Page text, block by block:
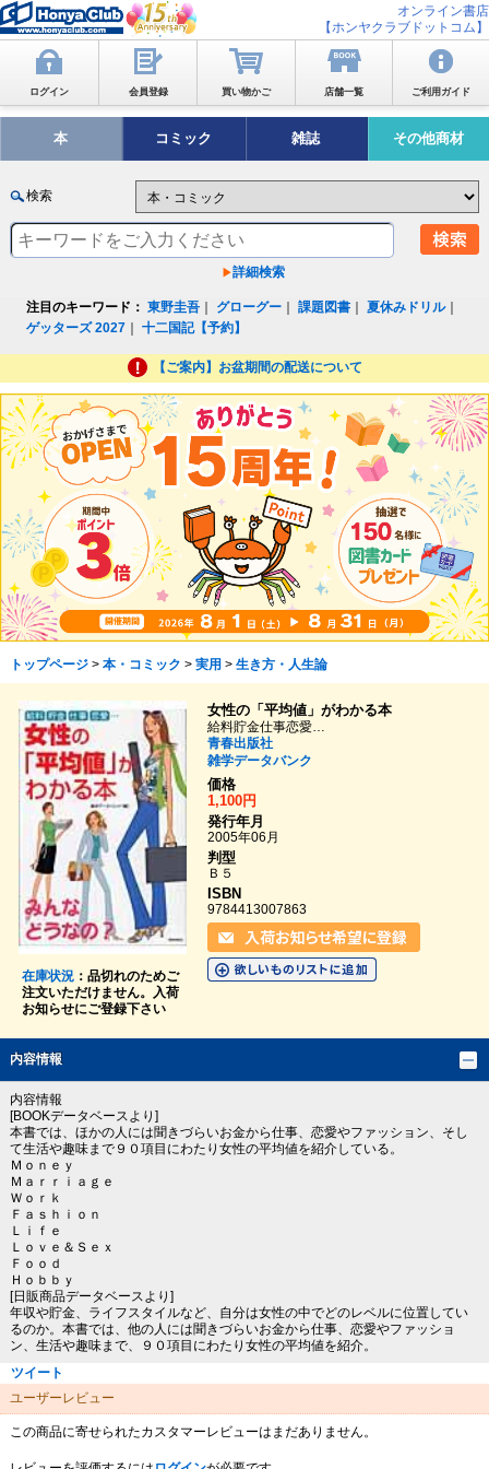
オンライン書店
【ホンヤクラブドットコム】
ログイン 会員登録 買い物かご 店舗一覧 ご利用ガイド
本 コミック 雑誌 その他商材
検索
詳細検索
注目のキーワード： 東野圭吾 グローグー ｜課題図書 ｜夏休みドリル｜
ゲッターズ 2027 ｜十二国記【予約】
【ご案内】お盆期間の配送について
トップページ> 本・コミック > 実用 > 生き方・人生論
在庫状況：品切れのためご
注文いただけません。入荷
お知らせにご登録下さい
女性の「平均値」がわかる本
給料貯金仕事恋愛…
青春出版社
雑学データバンク
価格
1,100円
発行年月
2005年06月
判型
Ｂ５
ISBN
9784413007863
内容情報
内容情報
[BOOKデータベースより]
本書では、ほかの人には聞きづらいお金から仕事、恋愛やファッション、そし
て生活や趣味まで９０項目にわたり女性の平均値を紹介している。
Ｍｏｎｅｙ
Ｍａｒｒｉａｇｅ
Ｗｏｒｋ
Ｆａｓｈｉｏｎ
Ｌｉｆｅ
Ｌｏｖｅ＆Ｓｅｘ
Ｆｏｏｄ
Ｈｏｂｂｙ
[日販商品データベースより]
年収や貯金、ライフスタイルなど、自分は女性の中でどのレベルに位置してい
るのか。本書では、他の人には聞きづらいお金から仕事、恋愛やファッショ
ン、生活や趣味まで、９０項目にわたり女性の平均値を紹介。
ツイート
ユーザーレビュー
この商品に寄せられたカスタマーレビューはまだありません。